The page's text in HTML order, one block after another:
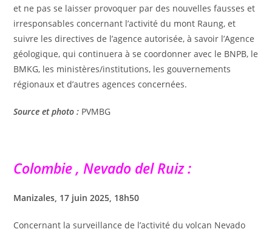
et ne pas se laisser provoquer par des nouvelles fausses et
irresponsables concernant l’activité du mont Raung, et
suivre les directives de l’agence autorisée, à savoir l’Agence
géologique, qui continuera à se coordonner avec le BNPB, le
BMKG, les ministères/institutions, les gouvernements
régionaux et d’autres agences concernées.
Source et photo : PVMBG
Colombie , Nevado del Ruiz :
Manizales, 17 juin 2025, 18h50
Concernant la surveillance de l’activité du volcan Nevado